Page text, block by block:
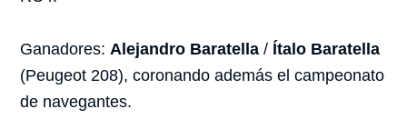
Ganadores:Alejandro Baratella / Ítalo Baratella
(Peugeot 208), coronando además el campeonato
de navegantes.